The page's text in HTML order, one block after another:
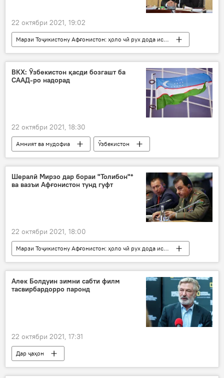
22 октябри 2021, 19:02
Марзи Тоҷикистону Афғонистон: ҳоло чӣ рух дода истодааст?
Дар Тоҷикистон
Амният ва мудофиа
Маҷлиси намояндагон
Афғонистон
таҳдидҳо
ВКХ: Ӯзбекистон қасди бозгашт ба
СААД-ро надорад
22 октябри 2021, 18:30
Амният ва мудофиа
Ӯзбекистон
Осиёи Марказӣ
узвият СААД
Шералӣ Мирзо дар бораи "Толибон"*
ва вазъи Афғонистон тунд гуфт
22 октябри 2021, 18:00
Марзи Тоҷикистону Афғонистон: ҳоло чӣ рух дода истодааст?
Дар Тоҷикистон
Амният ва мудофиа
Афғонистон
Шералӣ Мирзо артиш
Алек Болдуин зимни сабти филм
тасвирбардорро паронд
22 октябри 2021, 17:31
Дар ҷаҳон
Рӯйдод, ҷиноят ва ҳолатҳои фавқулода
ИМА